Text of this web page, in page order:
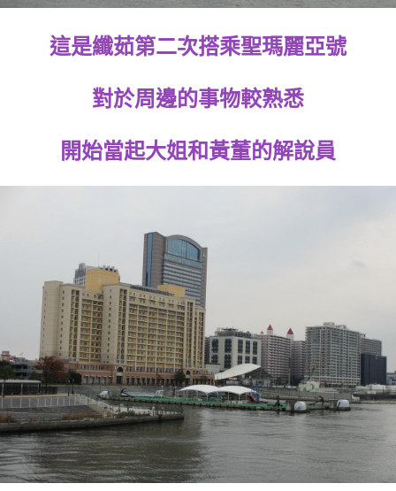
這是纖茹第二次搭乘聖瑪麗亞號
對於周邊的事物較熟悉
開始當起大姐和黃董的解說員